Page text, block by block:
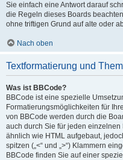
Sie einfach eine Antwort darauf
die Regeln dieses Boards
ohne triftigen Grund auf alte oder
Nach oben
Textformatierung und
Was ist BBCode?
BBCode ist eine spezielle
Formatierungsmöglichkeiten für
von BBCode werden durch die
auch durch Sie für jeden
ähnlich wie HTML aufgebaut,
spitzen („<“ und „>“) Klammern
BBCode finden Sie auf einer